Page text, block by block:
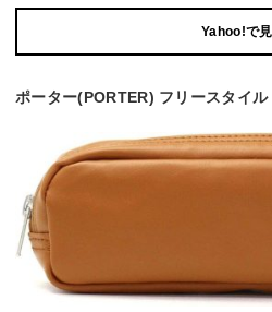
Yahoo!で
ポーター(PORTER) フリースタイ